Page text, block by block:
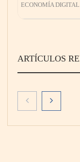
ECONOMÍA DIGITAL
ARTÍCULOS
Theriva™
administrado la